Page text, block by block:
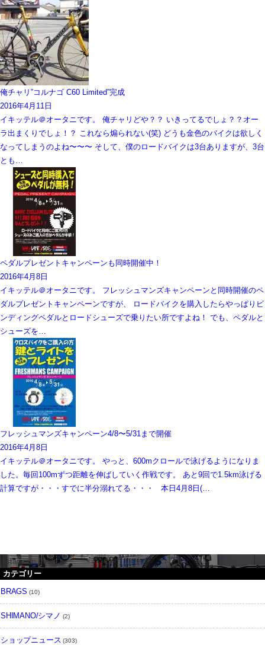
俺チャリ”コルナゴ C60 Limited”完成
2016年4月11日
イキッテル＠オータニです。 俺チャリどや？？ いきってるでしょ？？オー
ラ出まくりでしょ！？ これなら煽られない(笑) どうも金色のバイクは欲しく
なってしまうのよね〜〜〜 そして、僕のロードバイクは3台ありますが、3台
とも…
ペダルプレゼントキャンペーンも同時開催中！
2016年4月8日
イキッテル＠オータニです。 フレッシュマンズキャンペーンと同時開催のペ
ダルプレゼントキャンペーンですが、 ロードバイクを購入したらやっぱりビ
ンディングペダルとロードシューズで乗りたい所ですよね！ でも、ペダルと
シューズを…
フレッシュマンズキャンペーン4/8〜5/31まで開催
2016年4月8日
イキッテル＠オータニです。 やっと、600mクロールで泳げるようになりま
した。毎回100mずつ距離を伸ばしていく作戦です。 あと9回で1.5km泳げる
計算ですが・・・すでに半分溺れてる・・・ 本日4月8日(…
instargram feed
カテゴリー
BRAGS (10)
SHIMANO/シマノ (2)
ショップニュース (303)